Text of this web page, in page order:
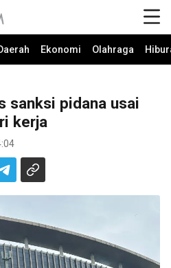
Ekonomi Olahraga
sanksi pidana usai
kerja